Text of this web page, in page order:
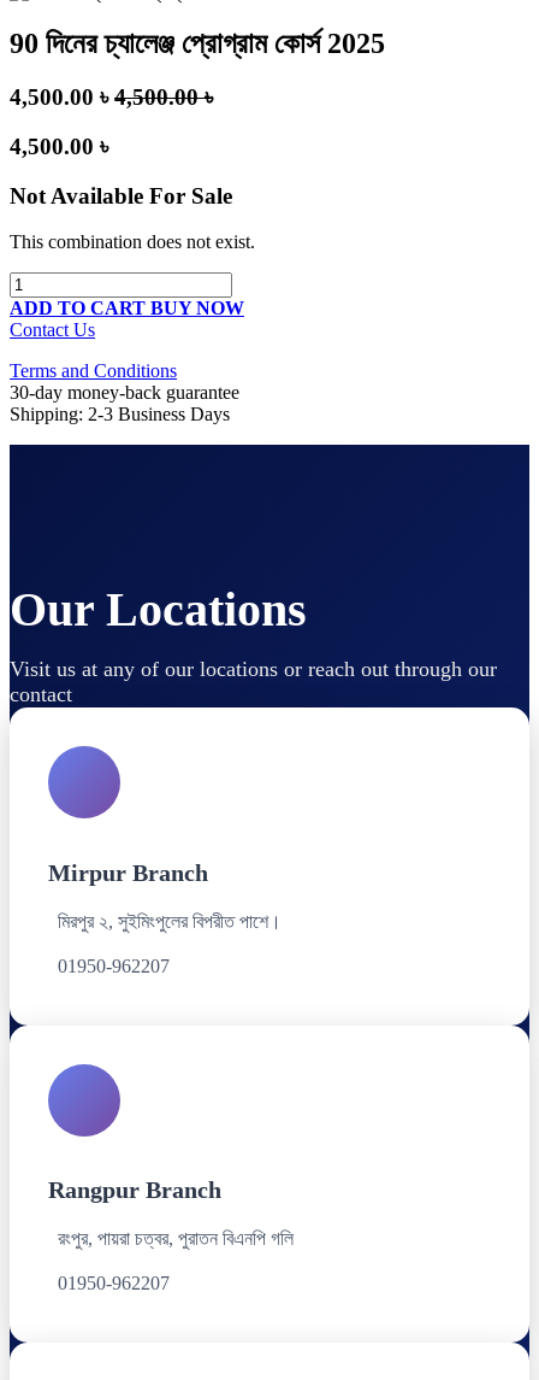
90 দিনের চ্যালেঞ্জ প্রোগ্রাম কোর্স 2025
4,500.00 ৳ 4,500.00৳
4,500.00 ৳
Not Available For Sale
This combination does not exist.
ADD TO CART BUY NOW
Contact Us
Terms and Conditions
30-day money-back guarantee
Shipping: 2-3 Business Days
Our Locations
Visit us at any of our locations or reach out through our
contact
Mirpur Branch
মিরপুর ২, সুইমিংপুলের বিপরীত পাশে।
01950-962207
Rangpur Branch
রংপুর, পায়রা চত্বর, পুরাতন বিএনপি গলি
01950-962207